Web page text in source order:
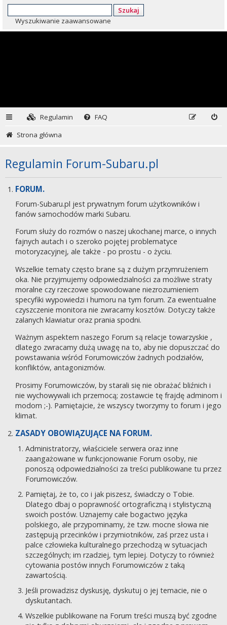
Szukaj
Wyszukiwanie zaawansowane
Regulamin
FAQ
Strona główna
Regulamin Forum-Subaru.pl
FORUM.
Forum-Subaru.pl jest prywatnym forum użytkowników i
fanów samochodów marki Subaru.
Forum służy do rozmów o naszej ukochanej marce, o innych
fajnych autach i o szeroko pojętej problematyce
motoryzacyjnej, ale także - po prostu - o życiu.
Wszelkie tematy często brane są z dużym przymrużeniem
oka. Nie przyjmujemy odpowiedzialności za możliwe straty
moralne czy rzeczowe spowodowane niezrozumieniem
specyfiki wypowiedzi i humoru na tym forum. Za ewentualne
czyszczenie monitora nie zwracamy kosztów. Dotyczy także
zalanych klawiatur oraz prania spodni.
Ważnym aspektem naszego Forum są relacje towarzyskie ,
dlatego zwracamy dużą uwagę na to, aby nie dopuszczać do
powstawania wśród Forumowiczów żadnych podziałów,
konfliktów, antagonizmów.
Prosimy Forumowiczów, by starali się nie obrażać bliźnich i
nie wychowywali ich przemocą; zostawcie tę frajdę adminom i
modom ;-). Pamiętajcie, że wszyscy tworzymy to forum i jego
klimat.
ZASADY OBOWIĄZUJĄCE NA FORUM.
Administratorzy, właściciele serwera oraz inne
zaangażowane w funkcjonowanie Forum osoby, nie
ponoszą odpowiedzialności za treści publikowane tu przez
Forumowiczów.
Pamiętaj, że to, co i jak piszesz, świadczy o Tobie.
Dlatego dbaj o poprawność ortograficzną i stylistyczną
swoich postów. Uznajemy całe bogactwo języka
polskiego, ale przypominamy, że tzw. mocne słowa nie
zastępują przecinków i przymiotników, zaś przez usta i
palce człowieka kulturalnego przechodzą w sytuacjach
szczególnych; im rzadziej, tym lepiej. Dotyczy to również
cytowania postów innych Forumowiczów z taką
zawartością.
Jeśli prowadzisz dyskusję, dyskutuj o jej temacie, nie o
dyskutantach.
Wszelkie publikowane na Forum treści muszą być zgodne